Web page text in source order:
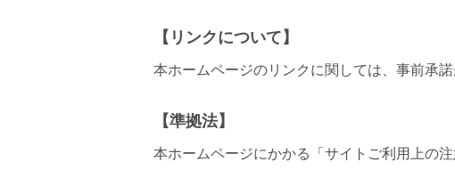
【リンクについて】
本ホームページのリンクに関しては、事前承
【準拠法】
本ホームページにかかる「サイトご利用上の